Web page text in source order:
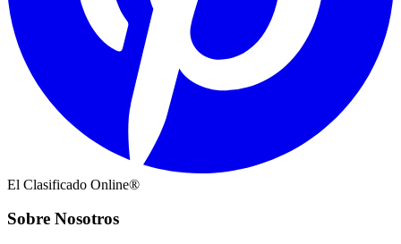
El Clasificado Online®
Sobre Nosotros